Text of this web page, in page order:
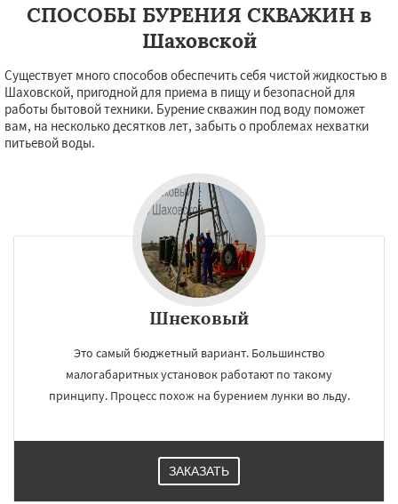
Работаем по
регионам
СПОСОБЫ БУРЕНИЯ СКВАЖИН в
Шаховской
Существует много способов обеспечить себя чистой жидкостью в
Шаховской, пригодной для приема в пищу и безопасной для
работы бытовой техники. Бурение скважин под воду поможет
вам, на несколько десятков лет, забыть о проблемах нехватки
питьевой воды.
Шнековый
Это самый бюджетный вариант. Большинство
малогабаритных установок работают по такому
принципу. Процесс похож на бурением лунки во льду.
ЗАКАЗАТЬ
УЗНАТЬ ПОДРОБНЕЕ
Даю согласие на обработку персональных данных